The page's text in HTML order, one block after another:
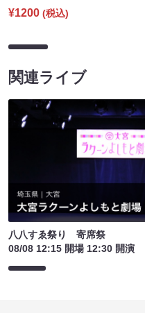
¥1200 (税込)
関連ライブ
八八すゑ祭り 寄席祭
08/08 12:15 開場 12:30 開演